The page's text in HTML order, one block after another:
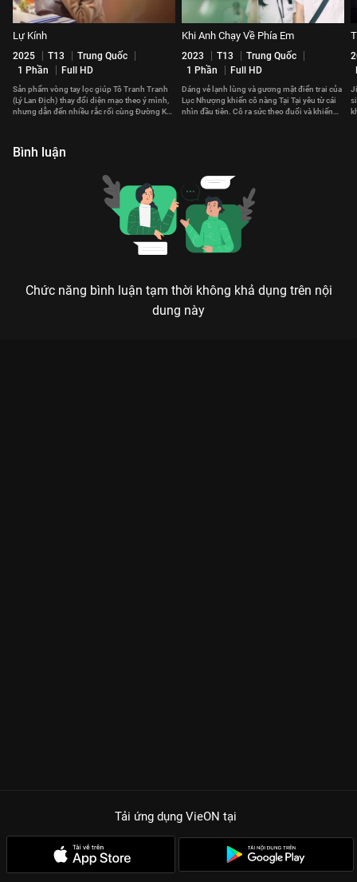
Lự Kính
2025 T13
Trung Quốc
1 Phần
Full HD
Sản phẩm vòng tay lọc giúp Tô Tranh Tranh
(Lý Lan Địch) thay đổi diện mạo theo ý mình,
nhưng dẫn đến nhiều rắc rối cùng Đường Kỳ
Khi Anh Chạy Về Phía Em
2023 T13
Trung Quốc
1 Phần
Full HD
Dáng vẻ lạnh lùng và gương mặt điển trai của
Lục Nhượng khiến cô nàng Tại Tại yêu từ cái
nhìn đầu tiên. Cô ra sức theo đuổi và khiến
Jira
Bình luận
Chức năng bình luận tạm thời không khả dụng trên nội
dung này
Tải ứng dụng VieON tại